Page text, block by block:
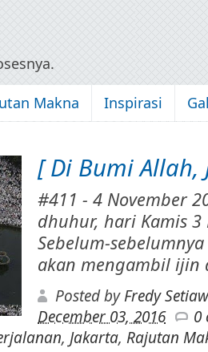
Makna Inspirasi
[ Di Bumi Allah,
#411 - 4 November
dhuhur, hari Kamis
Sebelum-
akan mengambil
Posted byFredy
December 03, 2016
0
, Jakarta, Rajutan